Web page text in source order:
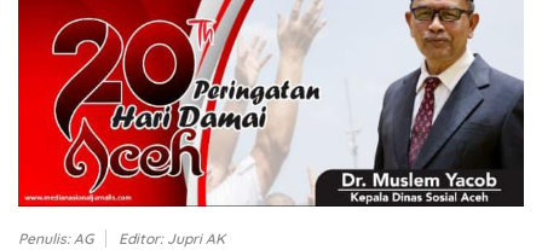
Penulis: AG Editor: Jupri AK